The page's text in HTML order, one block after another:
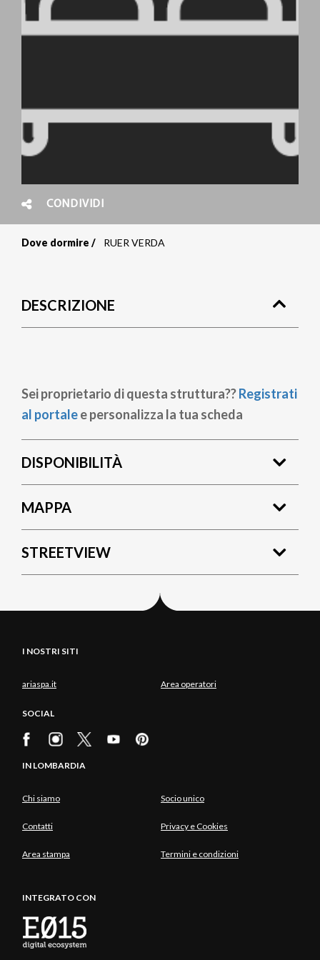
CONDIVIDI
pane
Dove dormire RUER VERDA
DESCRIZIONE
Sei proprietario di questa struttura??Registrati
al portalee personalizza la tua scheda
DISPONIBILITÀ
MAPPA
STREETVIEW
I NOSTRI SITI
ariaspa.it Area operatori
SOCIAL
IN LOMBARDIA
Chi siamo Socio unico
Contatti Privacy e Cookies
Area stampa Termini e condizioni
INTEGRATO CON